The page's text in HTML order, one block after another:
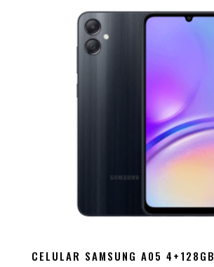
CELULAR SAMSUNG A05 4+128GB